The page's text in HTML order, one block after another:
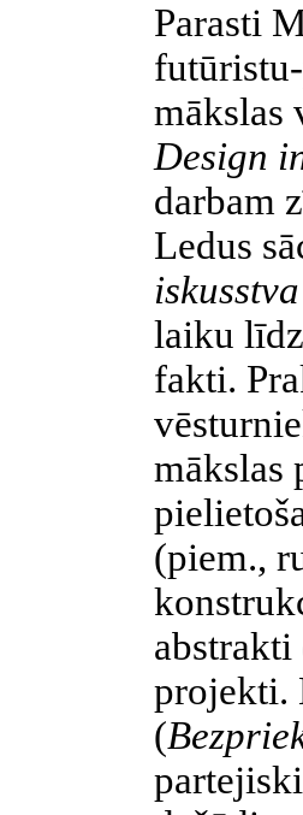
Parasti
mākslas
Design
darbam
Ledu­s
iskusstva
laiku
fakti.
mākslas
(piem.,
projekti.
(